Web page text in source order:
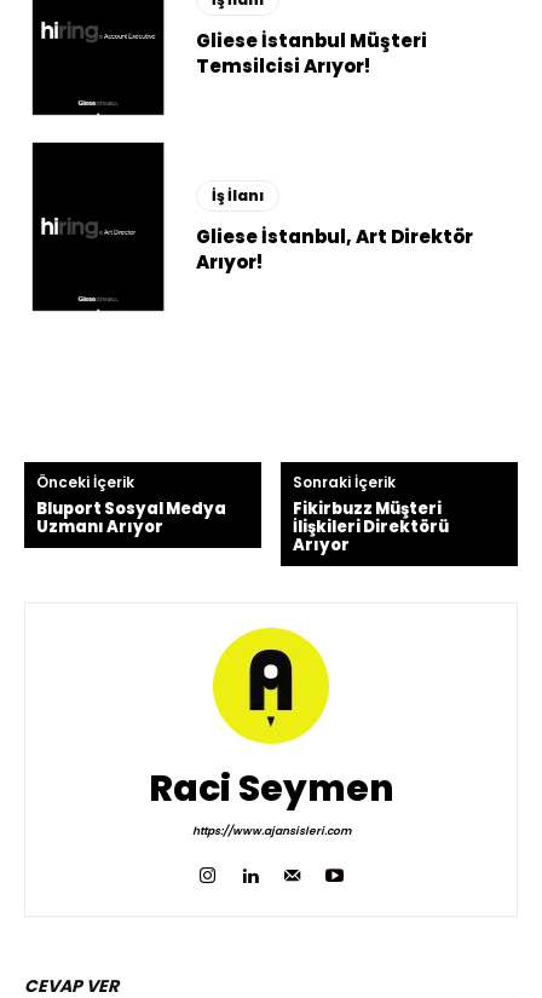
Gliese İstanbul Müşteri
Temsilcisi Arıyor!
İş İlanı
Gliese İstanbul, Art Direktör
Arıyor!
Önceki İçerik
Bluport Sosyal Medya
Uzmanı Arıyor
Sonraki İçerik
Fikirbuzz Müşteri
İlişkileri Direktörü
Arıyor
Raci Seymen
https://www.ajansisleri.com
CEVAP VER